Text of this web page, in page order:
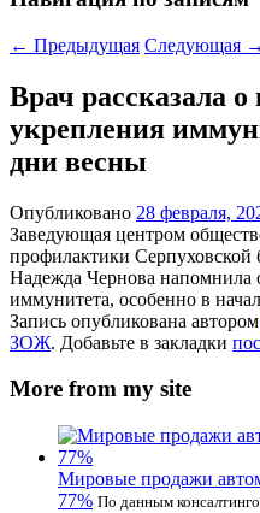
← Предыдущая Следующая →
Врач рассказала
укрепления
дни весны
Опубликовано 28 февраля,
Заведующая центром
профилактики Серпуховской
Надежда Чернова напомнила
иммунитета, особенно в
Запись опубликована автором
ЗОЖ. Добавьте в закладки
More from my site
Мировые продажи
77% По данным